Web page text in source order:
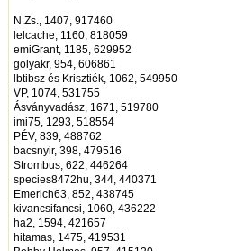
N.Zs., 1407, 917460
lelcache, 1160, 818059
emiGrant, 1185, 629952
golyakr, 954, 606861
lbtibsz és Krisztiék, 1062, 549950
VP, 1074, 531755
Ásványvadász, 1671, 519780
imi75, 1293, 518554
PÉV, 839, 488762
bacsnyir, 398, 479516
Strombus, 622, 446264
species8472hu, 344, 440371
Emerich63, 852, 438745
kivancsifancsi, 1060, 436222
ha2, 1594, 421657
hitamas, 1475, 419531